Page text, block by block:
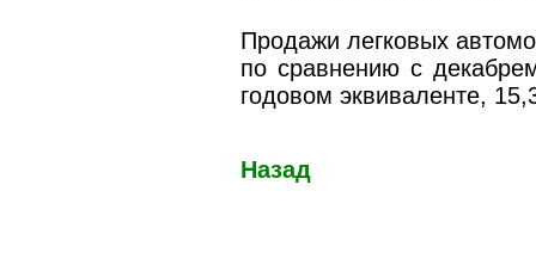
Продажи легковых
по сравнению с
годовом эквиваленте,
Назад